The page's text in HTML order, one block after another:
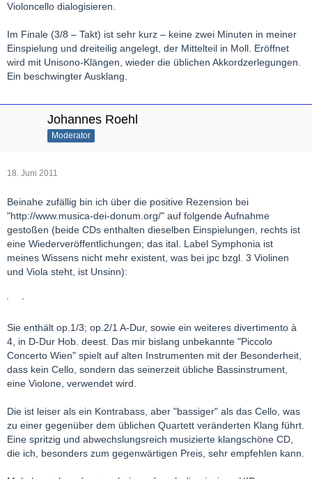
Violoncello dialogisieren.
Im Finale (3/8 – Takt) ist sehr kurz – keine zwei Minuten in meiner
Einspielung und dreiteilig angelegt, der Mittelteil in Moll. Eröffnet
wird mit Unisono-Klängen, wieder die üblichen Akkordzerlegungen.
Ein beschwingter Ausklang.
Johannes Roehl
Moderator
18. Juni 2011
Beinahe zufällig bin ich über die positive Rezension bei
"http://www.musica-dei-donum.org/" auf folgende Aufnahme
gestoßen (beide CDs enthalten dieselben Einspielungen, rechts ist
eine Wiederveröffentlichungen; das ital. Label Symphonia ist
meines Wissens nicht mehr existent, was bei jpc bzgl. 3 Violinen
und Viola steht, ist Unsinn):
Sie enthält op.1/3; op.2/1 A-Dur, sowie ein weiteres divertimento à
4, in D-Dur Hob. deest. Das mir bislang unbekannte "Piccolo
Concerto Wien" spielt auf alten Instrumenten mit der Besonderheit,
dass kein Cello, sondern das seinerzeit übliche Bassinstrument,
eine Violone, verwendet wird.
Die ist leiser als ein Kontrabass, aber "bassiger" als das Cello, was
zu einer gegenüber dem üblichen Quartett veränderten Klang führt.
Eine spritzig und abwechslungsreich musizierte klangschöne CD,
die ich, besonders zum gegenwärtigen Preis, sehr empfehlen kann.